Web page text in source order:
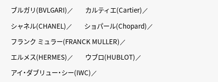
ブルガリ(BVLGARI)
カルティエ(Cartier)
シャネル(CHANEL)
ショパール(Chopard)
フランク ミュラー(FRANCK MULLER)
エルメス(HERMES)
ウブロ(HUBLOT)
アイ・ダブリュー・シー(IWC)